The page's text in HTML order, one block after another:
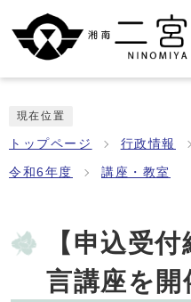
現在位置
トップページ 行政情報
令和6年度 講座・教室
【申込受
言講座を開